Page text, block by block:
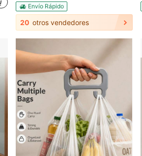
Envío Rápido
20 otros vendedores